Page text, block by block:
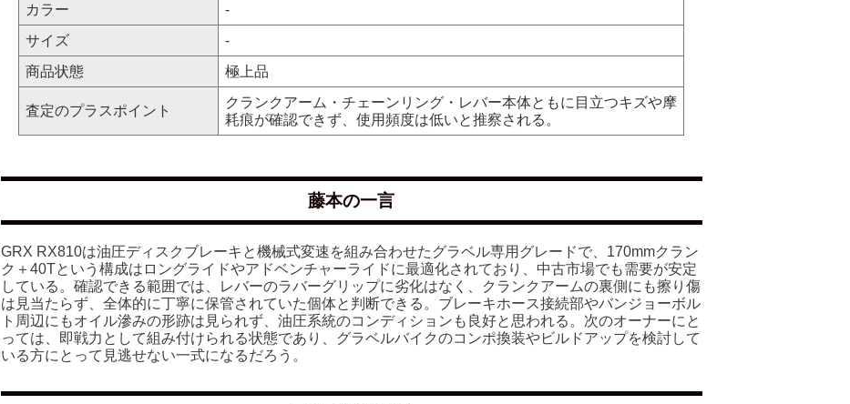
カラー
-
サイズ
-
商品状態
極上品
査定のプラスポイント
クランクアーム・チェーンリング・レバー本体ともに目立つキズや摩
耗痕が確認できず、使用頻度は低いと推察される。
藤本の一言
GRX RX810は油圧ディスクブレーキと機械式変速を組み合わせたグラベル専用グレードで、170mmクラン
ク＋40Tという構成はロングライドやアドベンチャーライドに最適化されており、中古市場でも需要が安定
している。確認できる範囲では、レバーのラバーグリップに劣化はなく、クランクアームの裏側にも擦り傷
は見当たらず、全体的に丁寧に保管されていた個体と判断できる。ブレーキホース接続部やバンジョーボル
ト周辺にもオイル滲みの形跡は見られず、油圧系統のコンディションも良好と思われる。次のオーナーにと
っては、即戦力として組み付けられる状態であり、グラベルバイクのコンポ換装やビルドアップを検討して
いる方にとって見逃せない一式になるだろう。